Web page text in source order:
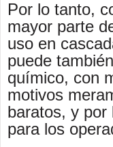
Por lo tanto,
mayor parte
uso en
puede
químico, con
motivos
baratos, y
para los